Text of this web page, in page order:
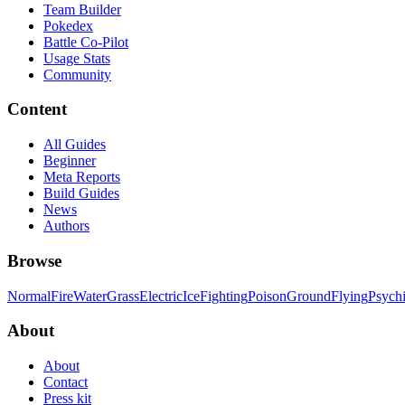
Team Builder
Pokedex
Battle Co-Pilot
Usage Stats
Community
Content
All Guides
Beginner
Meta Reports
Build Guides
News
Authors
Browse
NormalFireWaterGrassElectricIceFightingPoisonGroundFlying
About
About
Contact
Press kit